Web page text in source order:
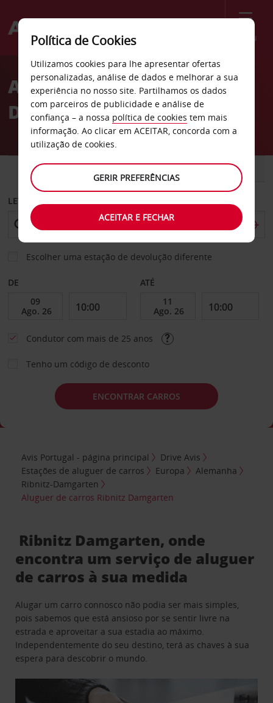
Menu
Welcome
AvisAluguer de carros Ribnitz
Damgarten
CARRO COMERCIAIS
LEVANTAR EM
Escolher uma estação de devolução diferente
DE ATÉ
Condutor com mais de 25 anos
Tenho um código de desconto
ENCONTRAR CARROS
Avis Portugal - página principal
Drive Avis
Estações de aluguer de carros
Europa
Alemanha
Ribnitz-Damgarten
Aluguer de carros Ribnitz Damgarten
Ribnitz Damgarten, onde
encontra um serviço de aluguer
de carros à sua medida
Alugar um carro connosco não podia ser mais simples,
pois sabemos que está ansioso por se sentir livre na
estrada e aproveitar a sua estadia ao máximo.
Independentemente do seu destino, terá as chaves à sua
espera para descobrir o mundo.
Política de Cookies
Utilizamos cookies para lhe apresentar ofertas
personalizadas, análise de dados e melhorar a sua
experiência no nosso site. Partilhamos os dados
com parceiros de publicidade e análise de
confiança – a nossa política de cookies tem mais
informação. Ao clicar em ACEITAR, concorda com a
utilização de cookies.
GERIR PREFERÊNCIAS
ACEITAR E FECHAR